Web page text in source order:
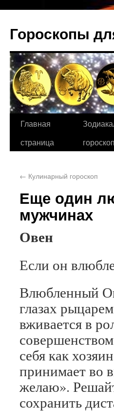
Гороскопы
Главная
страница
гороскоп
← Кулинарный гороскоп
Еще один
мужчинах
Овен
Если он
Влюбленный
глазах
вживается в
себя как
принимает во
желаю».
сохранить